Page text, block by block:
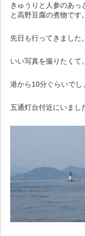
きゅうりと人参のあっ
と高野豆腐の煮物です。
先日も行ってきました
いい写真を撮りたくて。
港から10分ぐらいでし
五通灯台付近にいまし